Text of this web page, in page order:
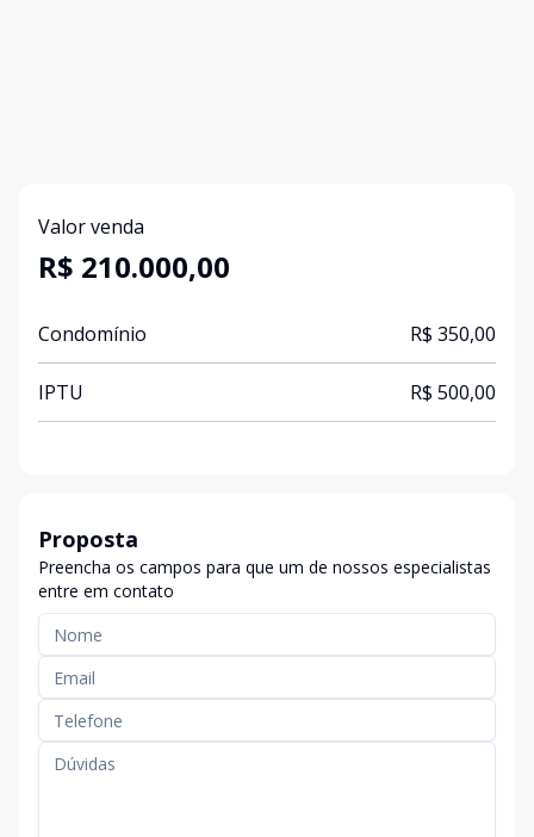
Valor venda
R$ 210.000,00
Condomínio R$ 350,00
IPTU R$ 500,00
Proposta
Preencha os campos para que um de nossos especialistas
entre em contato